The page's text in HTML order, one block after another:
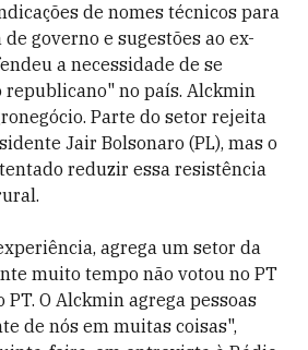
de nomes técnicos para
governo e sugestões ao ex-
a necessidade de se
no país. Alckmin
Parte do setor rejeita
Jair Bolsonaro (PL), mas o
reduzir essa resistência
agrega um setor da
muito tempo não votou no PT
O Alckmin agrega pessoas
de nós em muitas coisas",